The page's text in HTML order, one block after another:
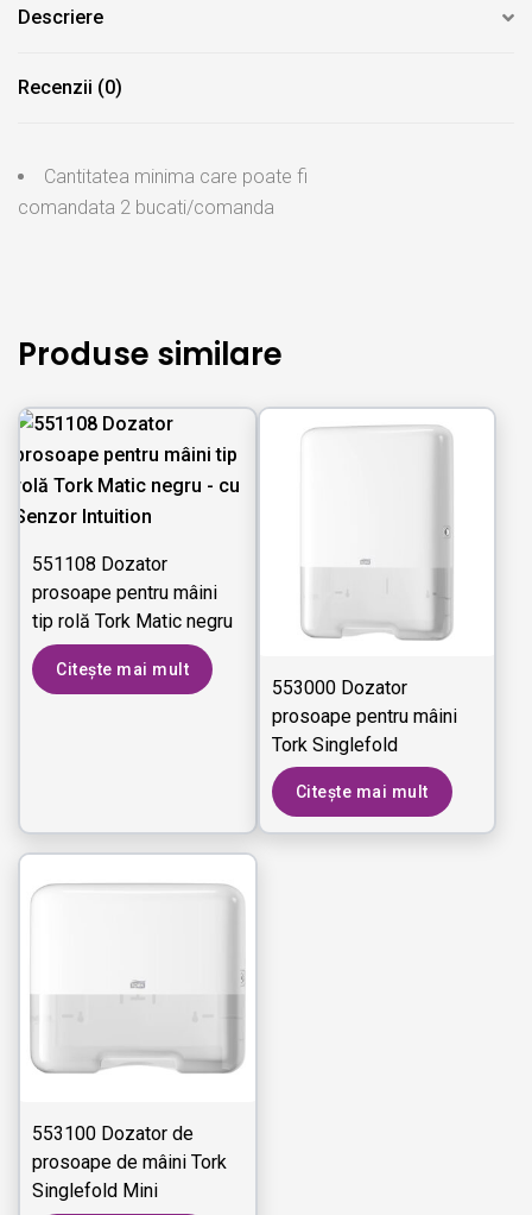
Descriere
Recenzii (0)
Cantitatea minima care poate fi
comandata 2 bucati/comanda
Produse similare
551108 Dozator
prosoape pentru mâini
tip rolă Tork Matic negru
- cu Senzor Intuition
Citește mai mult
553000 Dozator
prosoape pentru mâini
Tork Singlefold
Citește mai mult
553100 Dozator de
prosoape de mâini Tork
Singlefold Mini